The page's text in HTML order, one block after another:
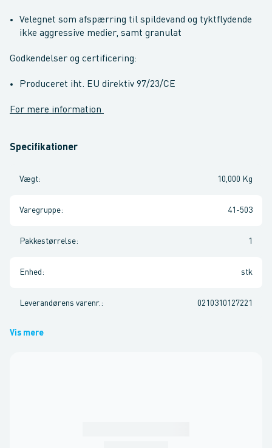
Velegnet som afspærring til spildevand og tyktflydende
ikke aggressive medier, samt granulat
Godkendelser og certificering:
Produceret iht. EU direktiv 97/23/CE
For mere information
Specifikationer
Vægt: 10,000 Kg
Varegruppe: 41-503
Pakkestørrelse: 1
Enhed : stk
Leverandørens varenr. : 0210310127221
Vis mere